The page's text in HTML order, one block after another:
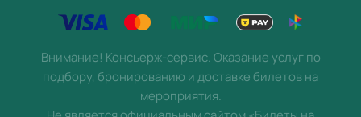
Внимание! Консьерж-сервис. Оказание услуг по
подбору, бронированию и доставке билетов на
мероприятия.